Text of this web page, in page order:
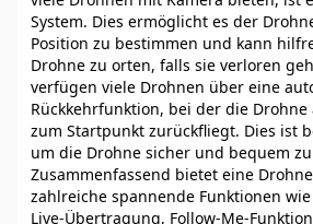
System. Dies ermöglicht es der
Position zu bestimmen und kann
Drohne zu orten, falls sie verloren
verfügen viele Drohnen über eine
Rückkehrfunktion, bei der die
zum Startpunkt zurückfliegt. Dies ist
um die Drohne sicher und bequem
Zusammenfassend bietet eine
zahlreiche spannende Funktionen
Live-Übertragung, Follow-Me-